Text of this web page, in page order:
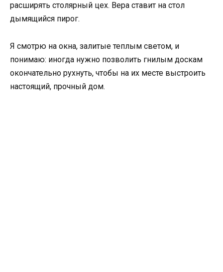
расширять столярный цех. Вера ставит на стол
дымящийся пирог.
Я смотрю на окна, залитые теплым светом, и
понимаю: иногда нужно позволить гнилым доскам
окончательно рухнуть, чтобы на их месте выстроить
настоящий, прочный дом.